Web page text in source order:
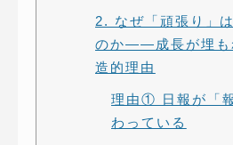
2. なぜ「頑張り」
のか——成長が埋も
造的理由
理由① 日報が「
わっている